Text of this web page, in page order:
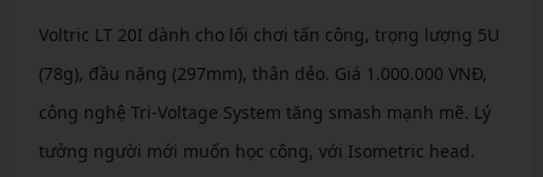
Voltric LT 20I dành cho lối chơi tấn công, trọng lượng 5U
(78g), đầu nặng (297mm), thân dẻo. Giá 1.000.000 VNĐ,
công nghệ Tri-Voltage System tăng smash mạnh mẽ. Lý
tưởng người mới muốn học công, với Isometric head.